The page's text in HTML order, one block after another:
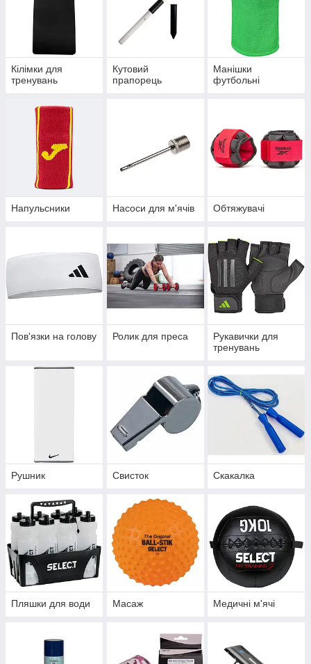
Кілімки для
тренувань
Кутовий
прапорець
Манішки
футбольні
Напульсники Насоси для м'ячів Обтяжувачі
Пов'язки на голову Ролик для преса
Рукавички для
тренувань
Рушник Свисток Скакалка
Пляшки для води Масаж Медичні м'ячі